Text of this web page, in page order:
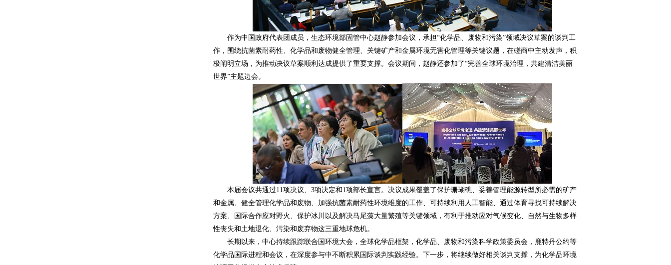
作为中国政府代表团成员，生态环境部固管中心赵静参加会议，承担“化学品、废物和污染”领域决议草案的谈判工
作，围绕抗菌素耐药性、化学品和废物健全管理、关键矿产和金属环境无害化管理等关键议题，在磋商中主动发声，积
极阐明立场，为推动决议草案顺利达成提供了重要支撑。会议期间，赵静还参加了“完善全球环境治理，共建清洁美丽
世界”主题边会。
本届会议共通过11项决议、3项决定和1项部长宣言。决议成果覆盖了保护珊瑚礁、妥善管理能源转型所必需的矿产
和金属、健全管理化学品和废物、加强抗菌素耐药性环境维度的工作、可持续利用人工智能、通过体育寻找可持续解决
方案、国际合作应对野火、保护冰川以及解决马尾藻大量繁殖等关键领域，有利于推动应对气候变化、自然与生物多样
性丧失和土地退化、污染和废弃物这三重地球危机。
长期以来，中心持续跟踪联合国环境大会，全球化学品框架，化学品、废物和污染科学政策委员会，鹿特丹公约等
化学品国际进程和会议，在深度参与中不断积累国际谈判实践经验。下一步，将继续做好相关谈判支撑，为化学品环境